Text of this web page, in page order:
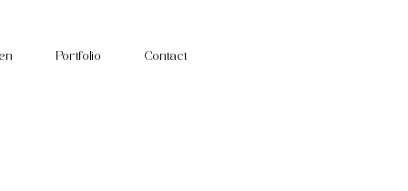
Portfolio Contact